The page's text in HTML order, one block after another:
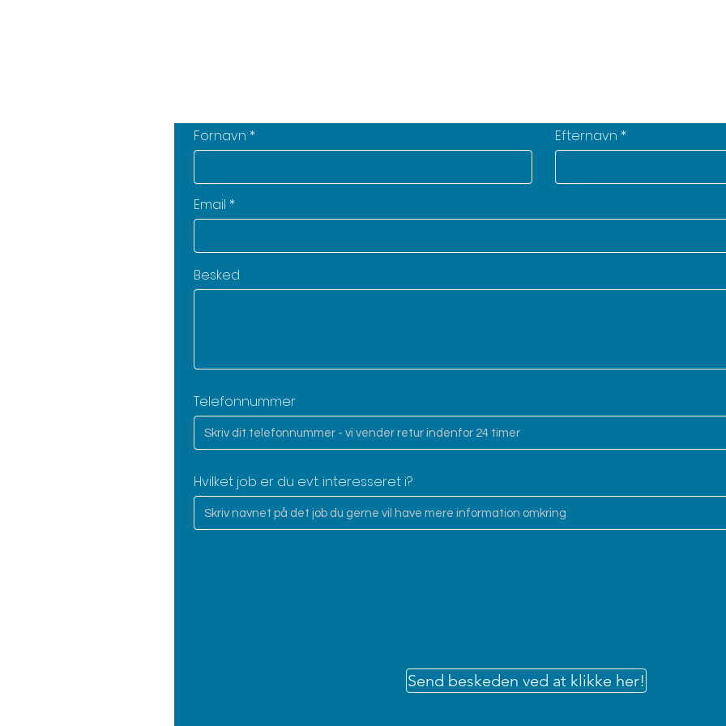
Fornavn Efternavn
Email
Besked
Telefonnummer
Hvilket job er du evt. interesseret i?
Send beskeden ved at klikke her!